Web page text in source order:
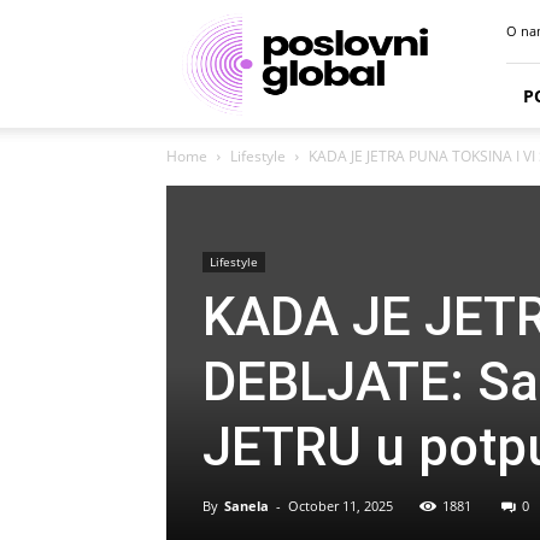
Poslovni
portal
O
Home Lifestyle KADA JE JETRA PUNA TOKSINA I
Lifestyle
KADA JE
DEBLJATE:
JETRU u
By Sanela - October 11, 2025 1881 0